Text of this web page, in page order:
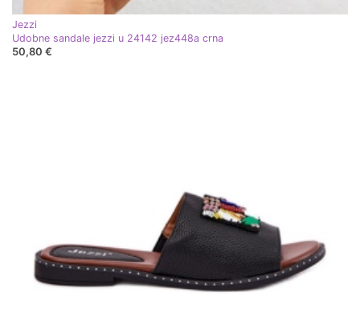
Jezzi
Udobne sandale jezzi u 24142 jez448a crna
50,80 €